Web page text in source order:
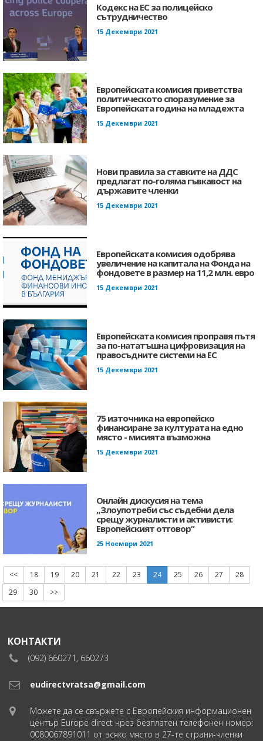
Кодекс на ЕС за полицейско
сътрудничество
15 Декември 2021
Европейската комисия приветства
политическото споразумение за
Европейската година на младежта
15 Декември 2021
Нови правила за ставките на ДДС
предлагат по-голяма гъвкавост на
държавите членки
15 Декември 2021
Европейската комисия одобрява
увеличение на капитала на Фонда на
фондовете в размер на 11,2 млн. евро
15 Декември 2021
Европейската комисия проправя пътя
за по-нататъшна цифровизация на
правосъдните системи на ЕС
15 Декември 2021
75 източника на европейско
финансиране за културата на едно
място - мисията възможна
15 Декември 2021
Онлайн дискусия на тема
„Злоупотреби със съдебни дела
срещу журналисти и активисти:
Европейският отговор“
25 Ноември 2021
<< 18 19 20 21 22 23 24 25 26 27
28
29
30 >>
КОНТАКТИ
(092) 660271, 660273
eudirectvratsa@gmail.com
Можете да се свържете с Европейския информационен
център Europe direct чрез безплатен телефонен номер:
0080067891011 от всяко място в 27-те страни-членки